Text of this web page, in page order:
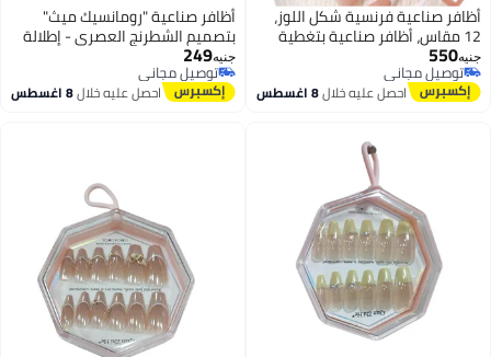
أظافر صناعية فرنسية شكل اللوز،
12 مقاس، أظافر صناعية بتغطية
كاملة، أظافر أكريليك لتمديد الأظافر
للصالونات الاحترافية وفن الأظافر
المنزلي، 240قطعة
جنيه550
توصيل مجاني
توصيل مجانياحصل عليه خلال8 اغسطس
أظافر صناعية "رومانسيك ميث"
بتصميم الشطرنج العصري - إطلالة
جريئة، تركيب سهل، جودة تدوم!
جنيه249
توصيل مجاني
توصيل مجانياحصل عليه خلال8 اغسطس